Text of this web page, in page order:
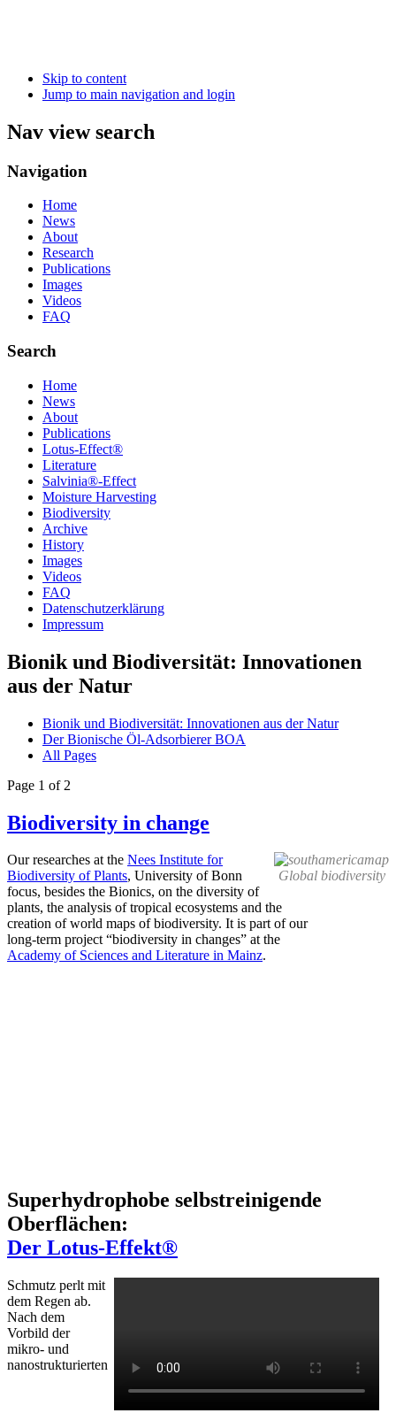
Skip to content
Jump to main navigation and login
Nav view search
Navigation
Home
News
About
Research
Publications
Images
Videos
FAQ
Search
Home
News
About
Publications
Lotus-Effect®
Literature
Salvinia®-Effect
Moisture Harvesting
Biodiversity
Archive
History
Images
Videos
FAQ
Datenschutzerklärung
Impressum
Bionik und Biodiversität: Innovationen
aus der Natur
Bionik und Biodiversität: Innovationen aus der Natur
Der Bionische Öl-Adsorbierer BOA
All Pages
Page 1 of 2
Biodiversity in change
Global biodiversity
Our researches at the Nees Institute for
Biodiversity of Plants, University of Bonn
focus, besides the Bionics, on the diversity of
plants, the analysis of tropical ecosystems and the
creation of world maps of biodiversity. It is part of our
long-term project “biodiversity in changes” at the
Academy of Sciences and Literature in Mainz.
Superhydrophobe selbstreinigende
Oberflächen:
Der Lotus-Effekt®
Schmutz perlt mit
dem Regen ab.
Nach dem
Vorbild der
mikro- und
nanostrukturierten